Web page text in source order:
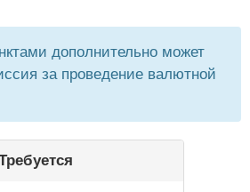
дополнительно может
за проведение валютной